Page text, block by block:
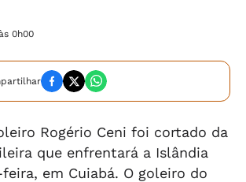
0h00
Rogério Ceni foi cortado da
que enfrentará a Islândia
em Cuiabá. O goleiro do